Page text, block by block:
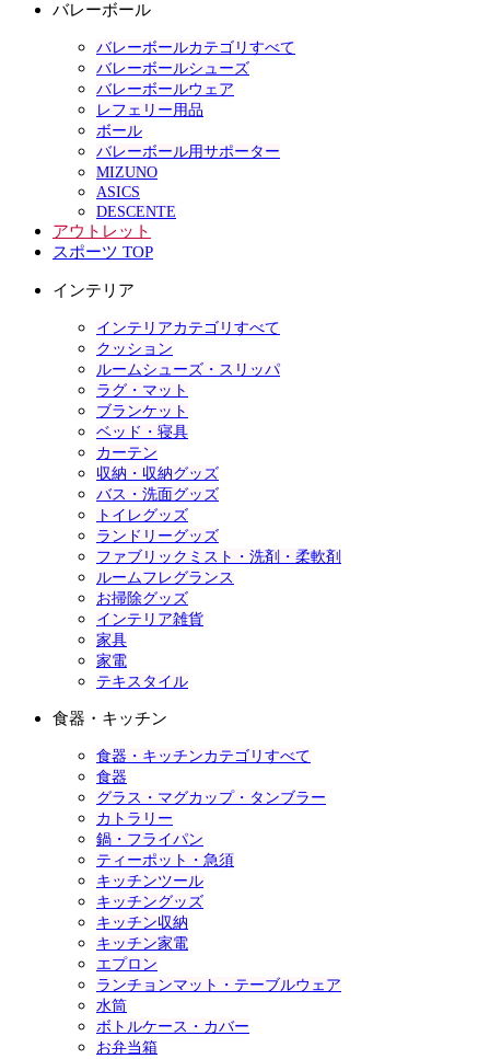
バレーボール
バレーボールカテゴリすべて
バレーボールシューズ
バレーボールウェア
レフェリー用品
ボール
バレーボール用サポーター
MIZUNO
ASICS
DESCENTE
アウトレット
スポーツ TOP
インテリア
インテリアカテゴリすべて
クッション
ルームシューズ・スリッパ
ラグ・マット
ブランケット
ベッド・寝具
カーテン
収納・収納グッズ
バス・洗面グッズ
トイレグッズ
ランドリーグッズ
ファブリックミスト・洗剤・柔軟剤
ルームフレグランス
お掃除グッズ
インテリア雑貨
家具
家電
テキスタイル
食器・キッチン
食器・キッチンカテゴリすべて
食器
グラス・マグカップ・タンブラー
カトラリー
鍋・フライパン
ティーポット・急須
キッチンツール
キッチングッズ
キッチン収納
キッチン家電
エプロン
ランチョンマット・テーブルウェア
水筒
ボトルケース・カバー
お弁当箱